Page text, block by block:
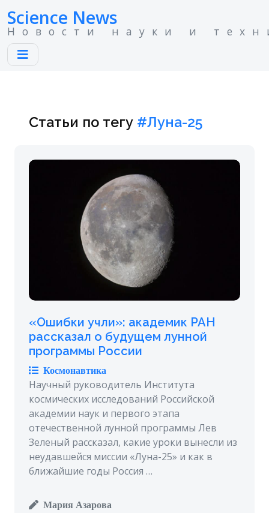
Science News
Новости науки и
Статьи по тегу #Луна-25
«Ошибки учли»: академик РАН
рассказал о будущем лунной
программы России
Космонавтика
Научный руководитель Института
космических исследований Российской
академии наук и первого этапа
отечественной лунной программы Лев
Зеленый рассказал, какие уроки вынесли из
неудавшейся миссии «Луна-25» и как в
ближайшие годы Россия …
Мария Азарова